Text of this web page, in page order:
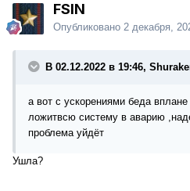
FSIN
Опубликовано 2 декабря,
В 02.12.2022 в 19:46,
а вот с ускорениями беда вплане
ложитвсю систему в аварию
проблема уйдёт
Ушла?